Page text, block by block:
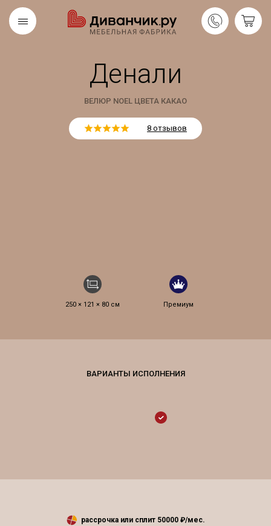
Денали
ВЕЛЮР NOEL ЦВЕТА КАКАО
8 отзывов
250 × 121 × 80 см Премиум
рассрочка или сплит 50000 ₽/мес.
Скандинавская